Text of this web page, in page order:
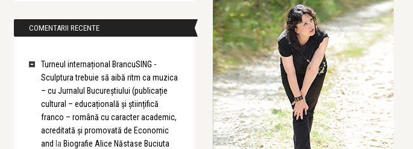
COMENTARII RECENTE
Turneul internațional BrancuSING -
Sculptura trebuie să aibă ritm ca muzica
– cu Jurnalul Bucureștiului (publicație
cultural – educațională și științifică
franco – română cu caracter academic,
acreditată și promovată de Economic
and la Biografie Alice Năstase Buciuta